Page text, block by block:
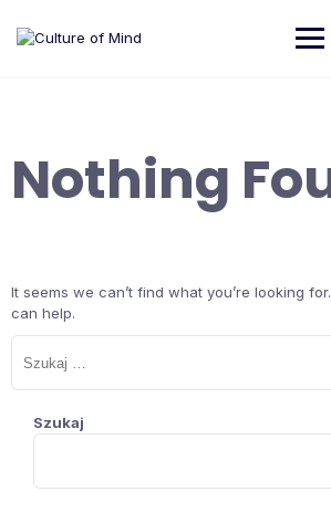
content
Nothing
It seems we can’t find what you’re looking
can help.
Szukaj:
Szukaj